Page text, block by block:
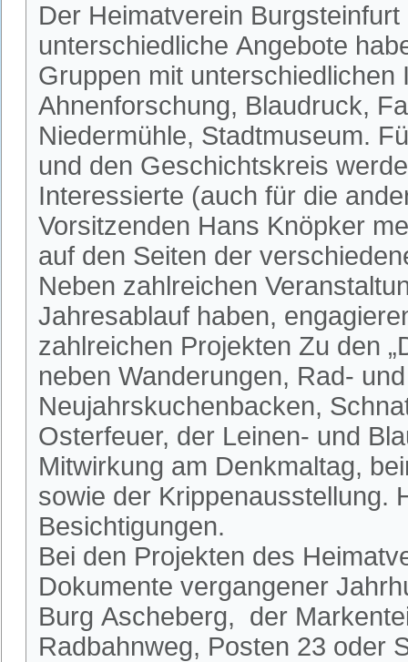
Der Heimatverein
unterschiedliche Angebote
Gruppen mit
Ahnenforschung, Blaudruck,
Niedermühle, Stadtmuseum.
und den Geschichtskreis
Interessierte (auch für die
Vorsitzenden Hans Knöpker
auf den Seiten der
Neben zahlreichen
Jahresablauf haben,
zahlreichen Projekten Zu den
neben Wanderungen, Rad-
Neujahrskuchenbacken,
Osterfeuer, der Leinen- und
Mitwirkung am Denkmaltag,
sowie der Krippenausstellung.
Besichtigungen.
Bei den Projekten des
Dokumente vergangener
Burg Ascheberg, der
Radbahnweg, Posten 23 oder